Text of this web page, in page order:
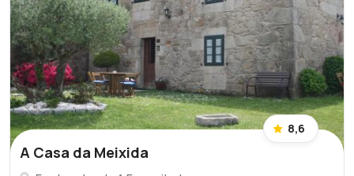
8,6
A Casa da Meixida